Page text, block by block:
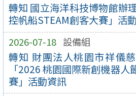
轉知 國立海洋科技博物館辦
控帆船STEAM創客大賽」活
2026-07-18 設備組
轉知 財團法人桃園市祥儀
「2026 桃園國際新創機器
賽」活動資訊